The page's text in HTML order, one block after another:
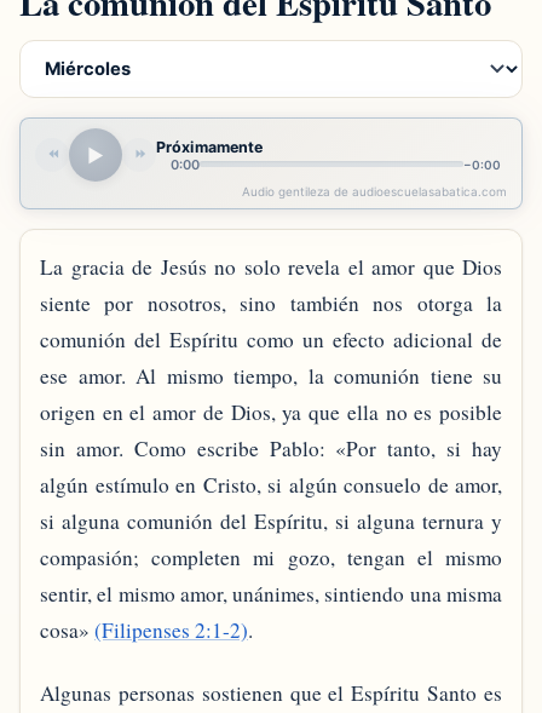
⏪ ▶ ⏩ Próximamente
0:00 −0:00
Audio gentileza de audioescuelasabatica.com
La gracia de Jesús no solo revela el amor que Dios
siente por nosotros, sino también nos otorga la
comunión del Espíritu como un efecto adicional de
ese amor. Al mismo tiempo, la comunión tiene su
origen en el amor de Dios, ya que ella no es posible
sin amor. Como escribe Pablo: «Por tanto, si hay
algún estímulo en Cristo, si algún consuelo de amor,
si alguna comunión del Espíritu, si alguna ternura y
compasión; completen mi gozo, tengan el mismo
sentir, el mismo amor, unánimes, sintiendo una misma
cosa» (Filipenses 2:1-2).
Algunas personas sostienen que el Espíritu Santo es